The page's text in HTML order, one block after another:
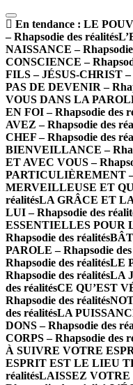
En tendance : LE
– Rhapsodie des réalités
NAISSANCE – Rhapsodie
CONSCIENCE –
FILS – JÉSUS-CHRIST –
PAS DE DEVENIR –
VOUS DANS LA
EN FOI – Rhapsodie des
AVEZ – Rhapsodie des
CHEF – Rhapsodie des
BIENVEILLANCE –
ET AVEC VOUS –
PARTICULIÈREMENT –
MERVEILLEUSE ET
réalitésLA GRÂCE ET
LUI – Rhapsodie des
ESSENTIELLES POUR
Rhapsodie des réalités
PAROLE – Rhapsodie
Rhapsodie des réalitésLE
Rhapsodie des réalitésLA
des réalitésCE QU’EST
Rhapsodie des réalités
des réalitésLA
DONS – Rhapsodie des
CORPS – Rhapsodie des
À SUIVRE VOTRE
ESPRIT EST LE LIEU
réalitésLAISSEZ VOTRE